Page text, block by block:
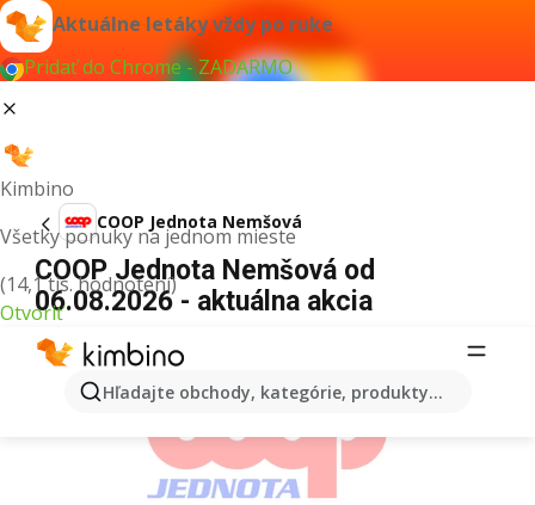
Aktuálne letáky vždy po ruke
Pridať do Chrome - ZADARMO
Kimbino
Všetky ponuky na jednom mieste
(14,1 tis. hodnotení)
Otvoriť
Hľadajte obchody, kategórie, produkty...
COOP Jednota Nemšová
COOP Jednota Nemšová od
06.08.2026 - aktuálna akcia